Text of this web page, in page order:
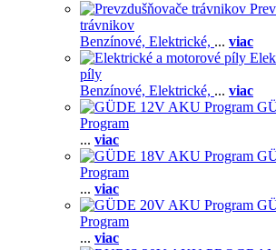
trávnikov
Benzínové, Elektrické, ... viac
píly
Benzínové, Elektrické, ... viac
Program
... viac
Program
... viac
Program
... viac